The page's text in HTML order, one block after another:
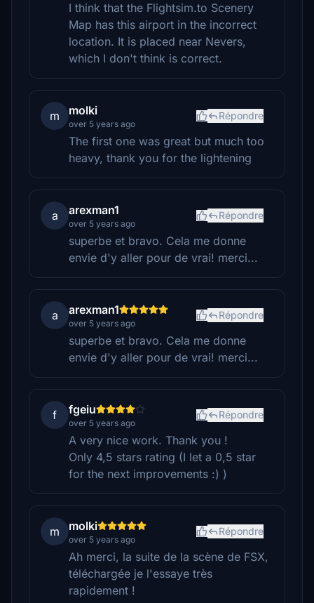
I think that the Flightsim.to Scenery
Map has this airport in the incorrect
location. It is placed near Nevers,
which I don't think is correct.
m molki
over 5 years ago
Répondre
The first one was great but much too
heavy, thank you for the lightening
a arexman1
over 5 years ago
Répondre
superbe et bravo. Cela me donne
envie d'y aller pour de vrai! merci...
a arexman1
over 5 years ago
Répondre
superbe et bravo. Cela me donne
envie d'y aller pour de vrai! merci...
f fgeiu
over 5 years ago
Répondre
A very nice work. Thank you !
Only 4,5 stars rating (I let a 0,5 star
for the next improvements :) )
m molki
over 5 years ago
Répondre
Ah merci, la suite de la scène de FSX,
téléchargée je l'essaye très
rapidement !